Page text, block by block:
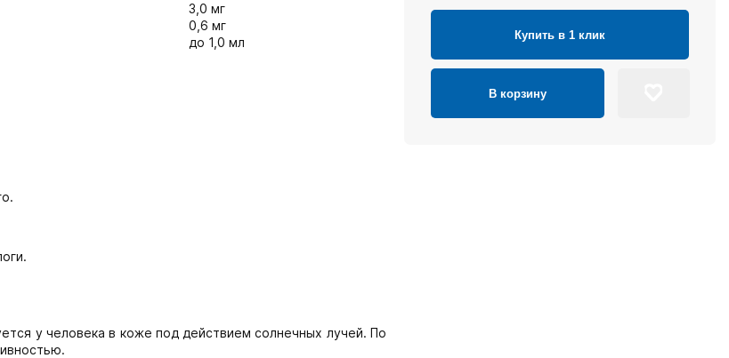
3,0 мг
0,6 мг
до 1,0 мл
у человека в коже под действием солнечных лучей. По
Купить в 1 клик
В корзину